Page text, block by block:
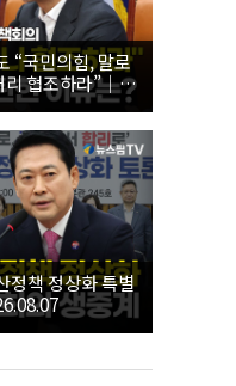
“국민의힘, 말로
협조하라”｜
대책회의
정책 정상화 특별